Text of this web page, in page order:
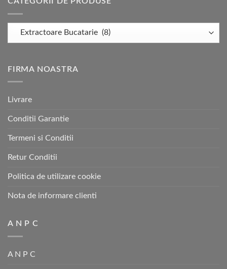
FIRMA NOASTRA
Livrare
Conditii Garantie
Termeni si Conditii
Retur Conditii
Politica de utilizare cookie
Nota de informare clienti
A N P C
A N P C